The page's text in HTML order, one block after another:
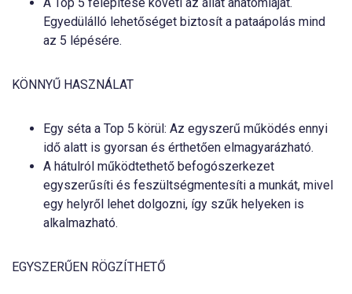
Egyedülálló lehetőséget biztosít a pataápolás mind
az 5 lépésére.
KÖNNYŰ HASZNÁLAT
Egy séta a Top 5 körül: Az egyszerű működés ennyi
idő alatt is gyorsan és érthetően elmagyarázható.
A hátulról működtethető befogószerkezet
egyszerűsíti és feszültségmentesíti a munkát, mivel
egy helyről lehet dolgozni, így szűk helyeken is
alkalmazható.
EGYSZERŰEN RÖGZÍTHETŐ